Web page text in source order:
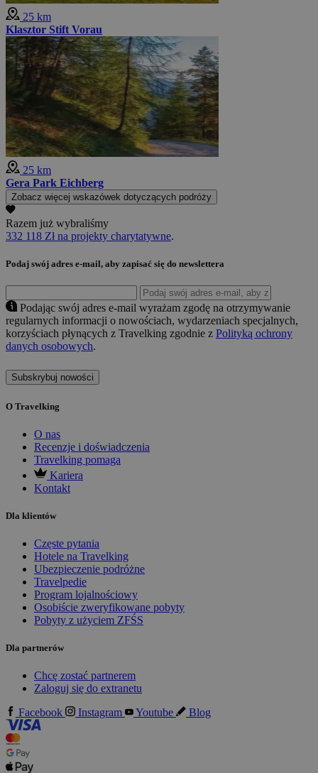
25 km
Klasztor Stift Vorau
25 km
Gera Park Eichberg
Zobacz więcej wskazówek dotyczących podróży
Razem już wybraliśmy
332 118 Zł na projekty charytatywne.
Podaj swój adres e-mail, aby zapisać się do newslettera
Podając swój adres e-mail wyrażam zgodę na otrzymywanie
regularnych informacji o nowościach, wydarzeniach specjalnych,
korzyściach płynących z Travelking zgodnie z Polityką ochrony
danych osobowych.
Subskrybuj nowości
O Travelking
O nas
Recenzje i doświadczenia
Travelking pomaga
Kariera
Kontakt
Dla klientów
Częste pytania
Hotele na Travelking
Ubezpieczenie podróżne
Travelpedie
Program lojalnościowy
Osobiście zweryfikowane pobyty
Pobyty z użyciem ZFŚS
Dla partnerów
Chcę zostać partnerem
Zaloguj się do extranetu
Facebook
Instagram Youtube Blog